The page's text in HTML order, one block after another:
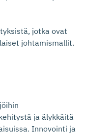
jotka ovat
johtamismallit.
ja älykkäitä
Innovointi ja